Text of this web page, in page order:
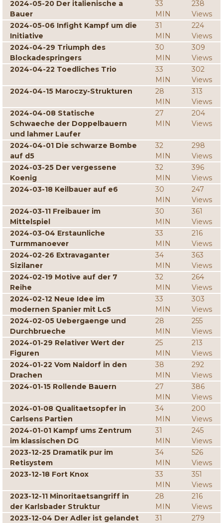
2024-05-20 Der italienische a
Bauer
33
MIN
238
Views
2024-05-06 Infight Kampf um die
Initiative
31
MIN
224
Views
2024-04-29 Triumph des
Blockadespringers
30
MIN
309
Views
2024-04-22 Toedliches Trio
33
MIN
302
Views
2024-04-15 Maroczy-Strukturen
28
MIN
313
Views
2024-04-08 Statische
Schwaeche der Doppelbauern
und lahmer Laufer
27
MIN
204
Views
2024-04-01 Die schwarze Bombe
auf d5
32
MIN
298
Views
2024-03-25 Der vergessene
Koenig
32
MIN
396
Views
2024-03-18 Keilbauer auf e6
30
MIN
247
Views
2024-03-11 Freibauer im
Mittelspiel
30
MIN
361
Views
2024-03-04 Erstaunliche
Turmmanoever
33
MIN
216
Views
2024-02-26 Extravaganter
Sizilaner
34
MIN
363
Views
2024-02-19 Motive auf der 7
Reihe
32
MIN
264
Views
2024-02-12 Neue Idee im
modernen Spanier mit Lc5
33
MIN
303
Views
2024-02-05 Uebergaenge und
Durchbrueche
28
MIN
255
Views
2024-01-29 Relativer Wert der
Figuren
25
MIN
213
Views
2024-01-22 Vom Naidorf in den
Drachen
38
MIN
292
Views
2024-01-15 Rollende Bauern
27
MIN
386
Views
2024-01-08 Qualitaetsopfer in
Carlsens Partien
34
MIN
200
Views
2024-01-01 Kampf ums Zentrum
im klassischen DG
31
MIN
245
Views
2023-12-25 Dramatik pur im
Retisystem
34
MIN
526
Views
2023-12-18 Fort Knox
33
MIN
351
Views
2023-12-11 Minoritaetsangriff in
der Karlsbader Struktur
28
MIN
216
Views
2023-12-04 Der Adler ist gelandet
31
279